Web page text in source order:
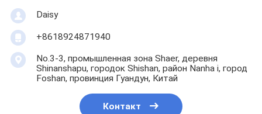
Daisy
+8618924871940
No.3-3, промышленная зона Shaer, деревня
Shinanshapu, городок Shishan, район Nanha i, город
Foshan, провинция Гуандун, Китай
Контакт